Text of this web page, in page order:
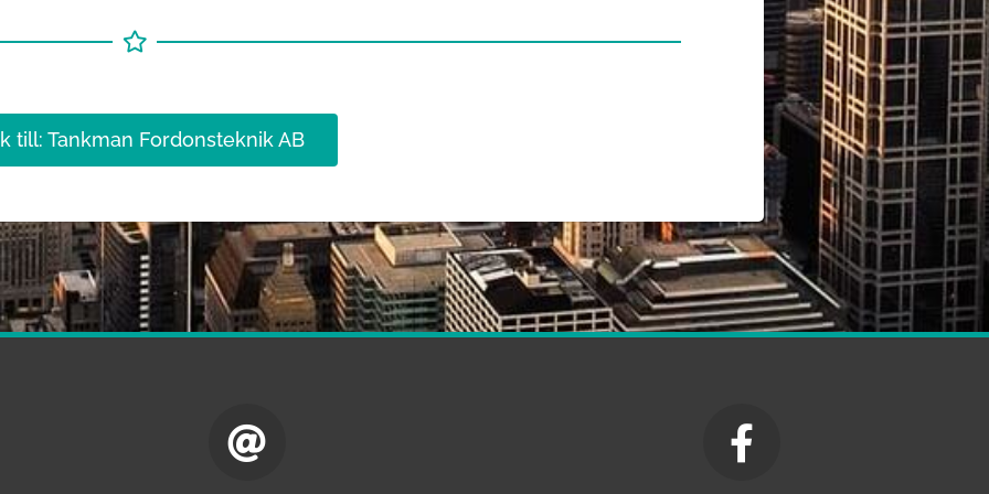
till: Tankman Fordonsteknik AB